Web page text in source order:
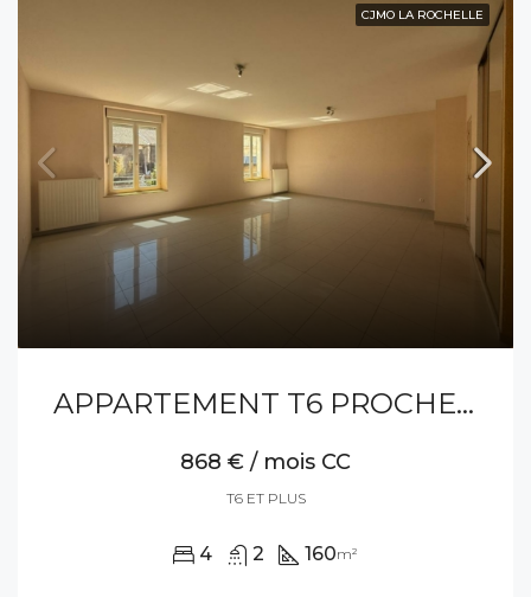
CJMO LA ROCHELLE
APPARTEMENT T6 PROCHE CENTRE VILLE
868 € / mois CC
T6 ET PLUS
4 2 160m²